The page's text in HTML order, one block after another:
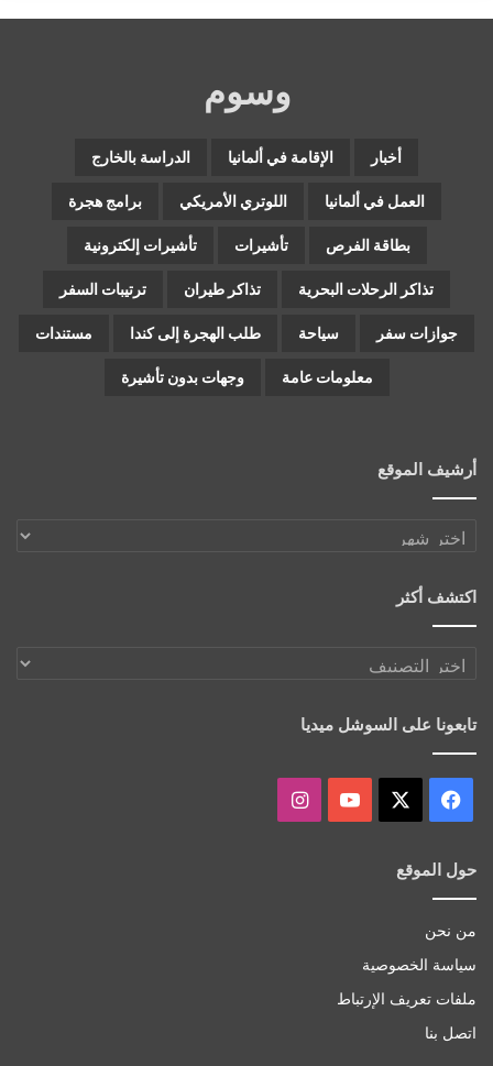
وسوم
أخبار الإقامة في ألمانيا الدراسة بالخارج
العمل في ألمانيا اللوتري الأمريكي برامج هجرة
بطاقة الفرص تأشيرات تأشيرات إلكترونية
تذاكر الرحلات البحرية تذاكر طيران ترتيبات السفر
جوازات سفر سياحة طلب الهجرة إلى كندا مستندات
معلومات عامة وجهات بدون تأشيرة
أرشيف الموقع
أرشيف
اكتشف أكثر
اكتشف
تابعونا على السوشل ميديا
فيسبوك ‫YouTubeانستقرام
حول الموقع
من نحن
سياسة الخصوصية
ملفات تعريف الإرتباط
اتصل بنا